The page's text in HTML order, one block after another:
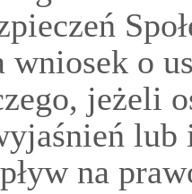
wniosek o
jeżeli
na